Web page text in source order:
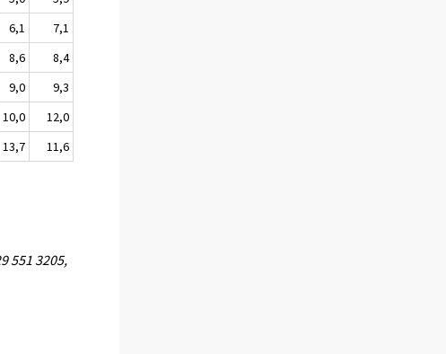
6,1
7,1
8,6
8,4
9,0
9,3
10,0
12,0
13,7 11,6
551 3205,